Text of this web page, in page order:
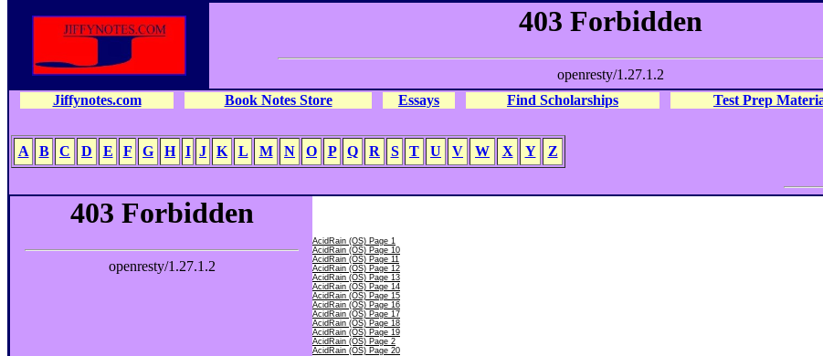
Jiffynotes.com
Book Notes Store Essays Find Scholarships Test Prep
A B C D E F G H I J K L M N O P Q R S T U V W X Y Z
AcidRain (OS) Page 1
AcidRain (OS) Page 10
AcidRain (OS) Page 11
AcidRain (OS) Page 12
AcidRain (OS) Page 13
AcidRain (OS) Page 14
AcidRain (OS) Page 15
AcidRain (OS) Page 16
AcidRain (OS) Page 17
AcidRain (OS) Page 18
AcidRain (OS) Page 19
AcidRain (OS) Page 2
AcidRain (OS) Page 20